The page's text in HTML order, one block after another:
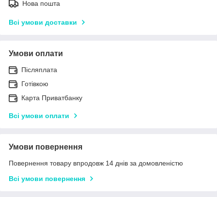
Нова пошта
Всі умови доставки
Умови оплати
Післяплата
Готівкою
Карта Приватбанку
Всі умови оплати
Умови повернення
Повернення товару впродовж 14 днів за домовленістю
Всі умови повернення